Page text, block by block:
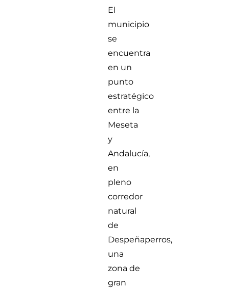
El
municipio
se
encuentra
en un
punto
estratégico
entre la
Meseta
y
Andalucía,
en
pleno
corredor
natural
de
Despeñaperros,
una
zona de
gran